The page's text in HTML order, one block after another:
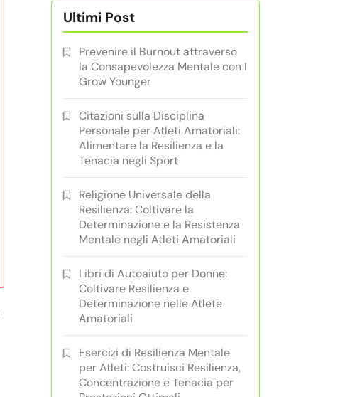
Ultimi Post
Prevenire il Burnout attraverso
la Consapevolezza Mentale con I
Grow Younger
Citazioni sulla Disciplina
Personale per Atleti Amatoriali:
Alimentare la Resilienza e la
Tenacia negli Sport
Religione Universale della
Resilienza: Coltivare la
Determinazione e la Resistenza
Mentale negli Atleti Amatoriali
Libri di Autoaiuto per Donne:
Coltivare Resilienza e
Determinazione nelle Atlete
Amatoriali
Esercizi di Resilienza Mentale
per Atleti: Costruisci Resilienza,
Concentrazione e Tenacia per